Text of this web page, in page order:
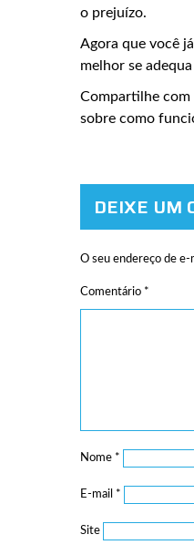
o prejuízo.
Agora que você
melhor se
Compartilhe com
sobre como
DEIXE UM
O seu endereço de e-
Comentário *
Nome *
E-mail *
Site